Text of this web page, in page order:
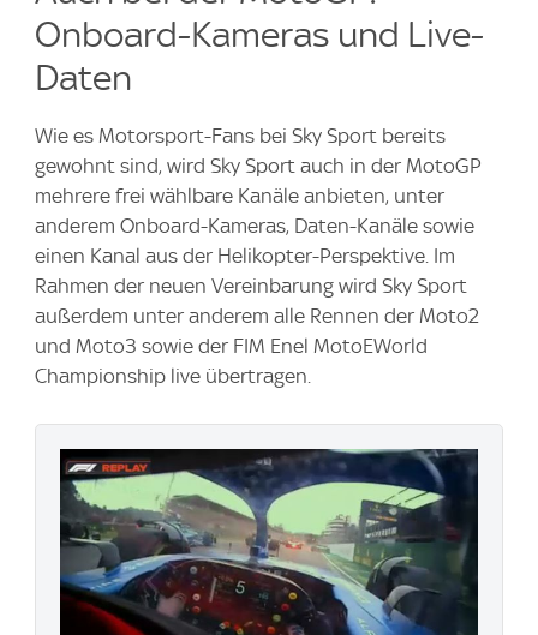
Onboard-Kameras und Live-
Daten
Wie es Motorsport-Fans bei Sky Sport bereits
gewohnt sind, wird Sky Sport auch in der MotoGP
mehrere frei wählbare Kanäle anbieten, unter
anderem Onboard-Kameras, Daten-Kanäle sowie
einen Kanal aus der Helikopter-Perspektive. Im
Rahmen der neuen Vereinbarung wird Sky Sport
außerdem unter anderem alle Rennen der Moto2
und Moto3 sowie der FIM Enel MotoEWorld
Championship live übertragen.